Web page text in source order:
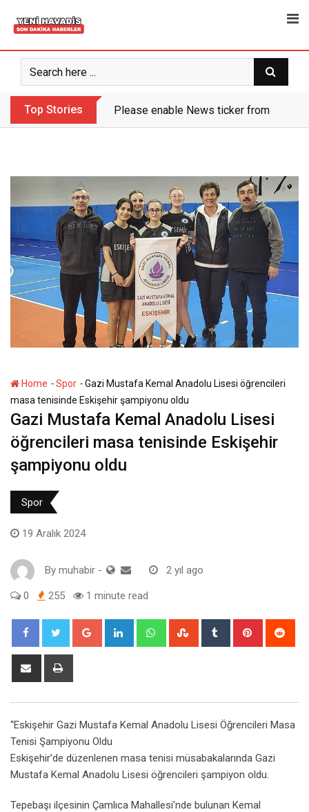
Top Stories Please enable News ticker from the
Home -Spor -Gazi Mustafa Kemal Anadolu Lisesi öğrencileri
masa tenisinde Eskişehir şampiyonu oldu
Gazi Mustafa Kemal Anadolu Lisesi
öğrencileri masa tenisinde Eskişehir
şampiyonu oldu
Spor
19 Aralık 2024
By muhabir - 2 yıl ago
0 255 1 minute read
Google+ LinkedIn WhatsappStumbleUpon
Tumblr Pinterest
Share
“Eskişehir Gazi Mustafa Kemal Anadolu Lisesi Öğrencileri Masa
Tenisi Şampiyonu Oldu
Eskişehir’de düzenlenen masa tenisi müsabakalarında Gazi
Mustafa Kemal Anadolu Lisesi öğrencileri şampiyon oldu.
Tepebaşı ilçesinin Çamlıca Mahallesi’nde bulunan Kemal